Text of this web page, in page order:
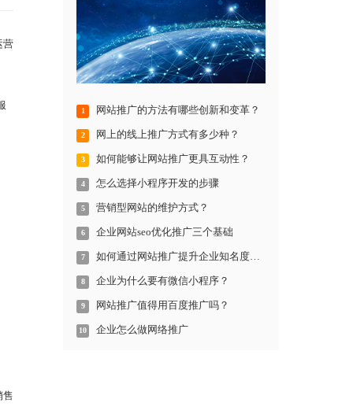
营
售
1 网站推广的方法有哪些创新和变革？
2 网上的线上推广方式有多少种？
3 如何能够让网站推广更具互动性？
4 怎么选择小程序开发的步骤
5 营销型网站的维护方式？
6 企业网站seo优化推广三个基础
7 如何通过网站推广提升企业知名度和影响力？
8 企业为什么要有微信小程序？
9 网站推广值得用百度推广吗？
10 企业怎么做网络推广